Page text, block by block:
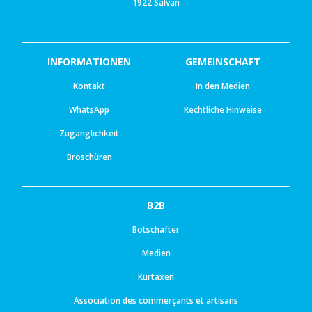
INFORMATIONEN
Kontakt
WhatsApp
Zugänglichkeit
Broschüren
GEMEINSCHAFT
In den Medien
Rechtliche Hinweise
B2B
Botschafter
Medien
Kurtaxen
Association des commerçants et artisans